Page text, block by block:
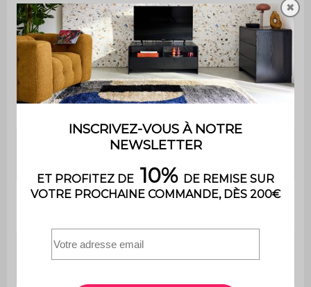
Dimensions
surface de
cuisson
L 34 x P 77 cm
Surface de
2618 cm²
Récupérateur de
Oui, amovible
Thermomètre
Informations
complémentaires
Compatible avec la
desserte PT1004BK
✖